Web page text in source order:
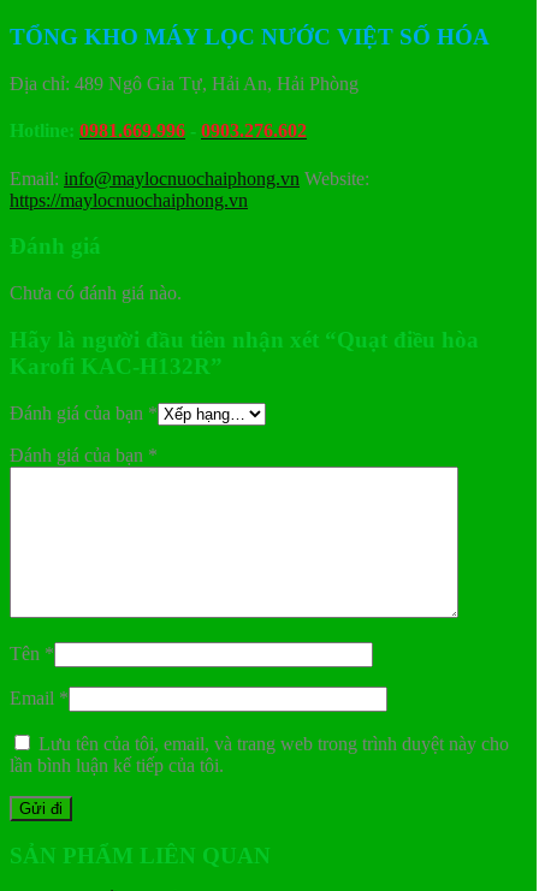
TỔNG KHO MÁY LỌC NƯỚC VIỆT SỐ HÓA
Địa chỉ: 489 Ngô Gia Tự, Hải An, Hải Phòng
Hotline: 0981.669.996 - 0903.276.602
Email: info@maylocnuochaiphong.vn Website:
https://maylocnuochaiphong.vn
Đánh giá
Chưa có đánh giá nào.
Hãy là người đầu tiên nhận xét “Quạt điều hòa
Karofi KAC-H132R”
Đánh giá của bạn *
Đánh giá của bạn *
Tên *
Email *
Lưu tên của tôi, email, và trang web trong trình duyệt này cho
lần bình luận kế tiếp của tôi.
SẢN PHẨM LIÊN QUAN